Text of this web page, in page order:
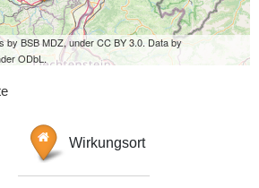
by BSB MDZ, under CC BY 3.0. Data by
ODbL.
Wirkungsort